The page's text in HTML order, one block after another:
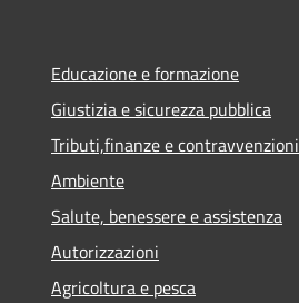
Educazione e formazione
Giustizia e sicurezza pubblica
Tributi,finanze e contravvenzioni
Ambiente
Salute, benessere e assistenza
Autorizzazioni
Agricoltura e pesca